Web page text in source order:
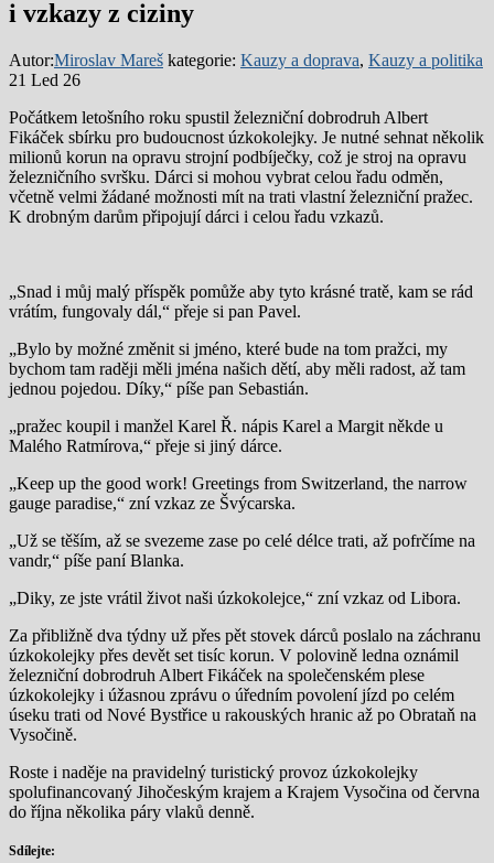
i vzkazy z ciziny
Autor:Miroslav Mareš kategorie: Kauzy a doprava, Kauzy a politika
21 Led 26
Počátkem letošního roku spustil železniční dobrodruh Albert
Fikáček sbírku pro budoucnost úzkokolejky. Je nutné sehnat několik
milionů korun na opravu strojní podbíječky, což je stroj na opravu
železničního svršku. Dárci si mohou vybrat celou řadu odměn,
včetně velmi žádané možnosti mít na trati vlastní železniční pražec.
K drobným darům připojují dárci i celou řadu vzkazů.
„Snad i můj malý příspěk pomůže aby tyto krásné tratě, kam se rád
vrátím, fungovaly dál,“ přeje si pan Pavel.
„Bylo by možné změnit si jméno, které bude na tom pražci, my
bychom tam raději měli jména našich dětí, aby měli radost, až tam
jednou pojedou. Díky,“ píše pan Sebastián.
„pražec koupil i manžel Karel Ř. nápis Karel a Margit někde u
Malého Ratmírova,“ přeje si jiný dárce.
„Keep up the good work! Greetings from Switzerland, the narrow
gauge paradise,“ zní vzkaz ze Švýcarska.
„Už se těším, až se svezeme zase po celé délce trati, až pofrčíme na
vandr,“ píše paní Blanka.
„Diky, ze jste vrátil život naši úzkokolejce,“ zní vzkaz od Libora.
Za přibližně dva týdny už přes pět stovek dárců poslalo na záchranu
úzkokolejky přes devět set tisíc korun. V polovině ledna oznámil
železniční dobrodruh Albert Fikáček na společenském plese
úzkokolejky i úžasnou zprávu o úředním povolení jízd po celém
úseku trati od Nové Bystřice u rakouských hranic až po Obrataň na
Vysočině.
Roste i naděje na pravidelný turistický provoz úzkokolejky
spolufinancovaný Jihočeským krajem a Krajem Vysočina od června
do října několika páry vlaků denně.
Sdílejte: